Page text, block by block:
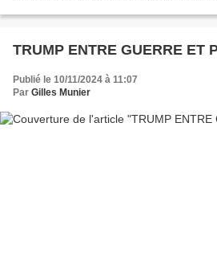
TRUMP ENTRE GUERRE ET
Publié le 10/11/2024 à 11:07
Par Gilles Munier